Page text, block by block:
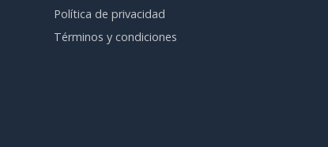
Política de privacidad
Términos y condiciones